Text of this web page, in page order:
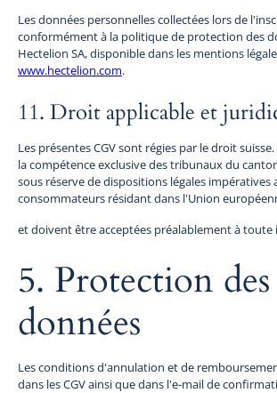
Les données personnelles collectées lors de
conformément à la politique de protection des
Hectelion SA, disponible dans les mentions
www.hectelion.com.
11. Droit applicable et
Les présentes CGV sont régies par le droit
la compétence exclusive des tribunaux du
sous réserve de dispositions légales impératives
consommateurs résidant dans l'Union
et doivent être acceptées préalablement à toute
5. Protection des
données
Les conditions d'annulation et de
dans les CGV ainsi que dans l'e-mail de